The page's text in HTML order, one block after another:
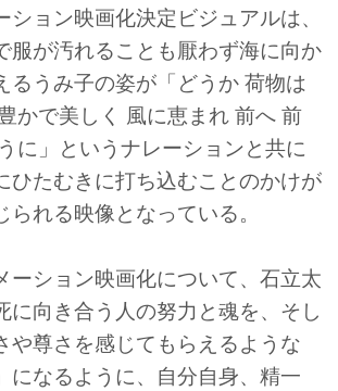
ョン映画化決定ビジュアルは、
服が汚れることも厭わず海に向か
るうみ子の姿が「どうか 荷物は
かで美しく 風に恵まれ 前へ 前
に」というナレーションと共に
ひたむきに打ち込むことのかけが
られる映像となっている。
ション映画化について、石立太
に向き合う人の努力と魂を、そし
や尊さを感じてもらえるような
になるように、自分自身、精一